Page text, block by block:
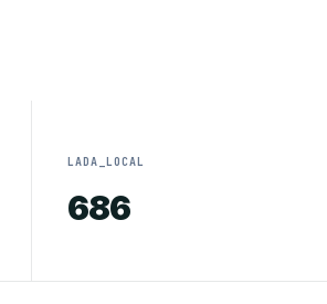
LADA_LOCAL
686